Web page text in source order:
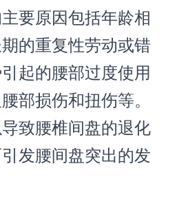
要原因包括年龄相
的重复性劳动或错
起的腰部过度使用
部损伤和扭伤等。
致腰椎间盘的退化
发腰间盘突出的发